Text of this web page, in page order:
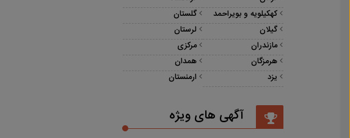
کهکیلویه و بویراحمد
گلستان
گیلان
لرستان
مازندران
مرکزی
هرمزگان
همدان
یزد
ارمنستان
آگهی های ویژه